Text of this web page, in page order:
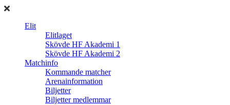
Elit
Elitlaget
Skövde HF Akademi 1
Skövde HF Akademi 2
Matchinfo
Kommande matcher
Arenainformation
Biljetter
Biljetter medlemmar